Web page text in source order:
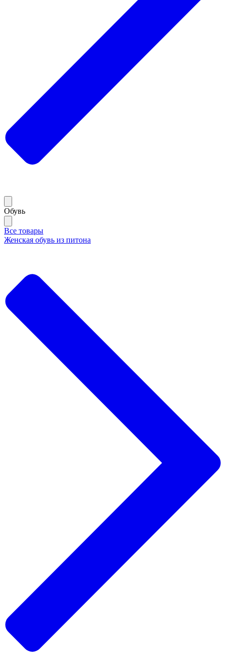
Обувь
Все товары
Женская обувь из питона